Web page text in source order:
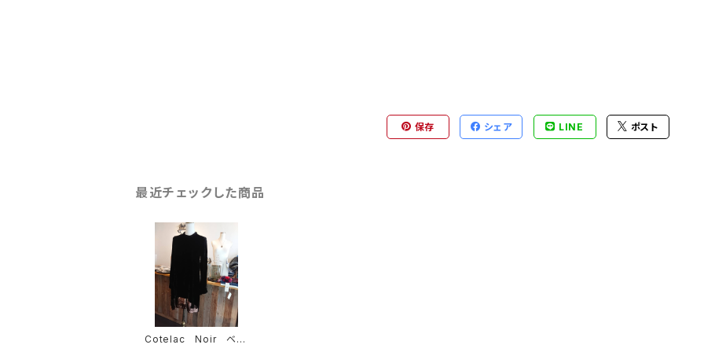
保存 シェア LINE ポスト
最近チェックした商品
Cotelac Noir ベロ